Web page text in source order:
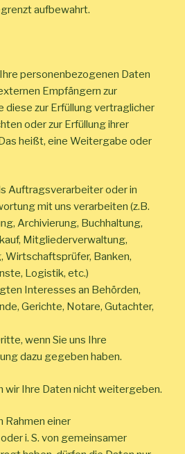
aufbewahrt.
personenbezogenen Daten
Empfängern zur
zur Erfüllung vertraglicher
oder zur Erfüllung ihrer
heißt, eine Weitergabe oder
Auftragsverarbeiter oder in
mit uns verarbeiten (z.B.
Archivierung, Buchhaltung,
Mitgliederverwaltung,
Banken,
Logistik, etc.)
Interesses an Behörden,
Gerichte, Notare, Gutachter,
wenn Sie uns Ihre
dazu gegeben haben.
wir Ihre Daten nicht weitergeben.
Rahmen einer
i. S. von gemeinsamer